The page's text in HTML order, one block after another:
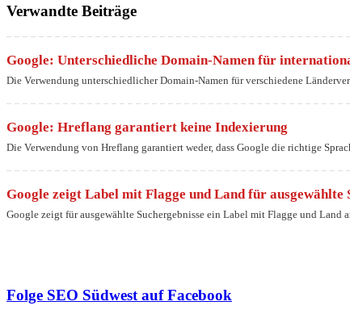
Verwandte Beiträge
Google: Unterschiedliche Domain-Namen für
Die Verwendung unterschiedlicher Domain-Namen für verschiedene
Google: Hreflang garantiert keine Indexierung
Die Verwendung von Hreflang garantiert weder, dass Google die richtige
Google zeigt Label mit Flagge und Land für ausgewählte
Google zeigt für ausgewählte Suchergebnisse ein Label mit Flagge und Land
Folge SEO Südwest auf Facebook